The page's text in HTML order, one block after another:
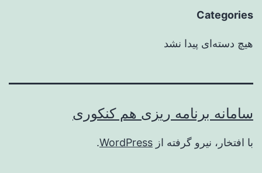
Categories
هیچ دسته‌ای پیدا نشد
سامانه برنامه ریزی هم کنکوری
با افتخار، نیرو گرفته از WordPress
.